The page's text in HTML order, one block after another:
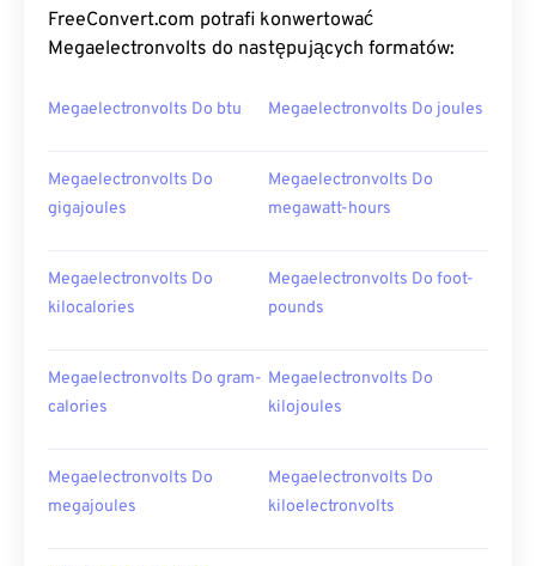
FreeConvert.com potrafi konwertować
Megaelectronvolts do następujących formatów:
Megaelectronvolts Do btu Megaelectronvolts Do joules
Megaelectronvolts Do
gigajoules
Megaelectronvolts Do
megawatt-hours
Megaelectronvolts Do
kilocalories
Megaelectronvolts Do foot-
pounds
Megaelectronvolts Do gram-
calories
Megaelectronvolts Do
kilojoules
Megaelectronvolts Do
megajoules
Megaelectronvolts Do
kiloelectronvolts